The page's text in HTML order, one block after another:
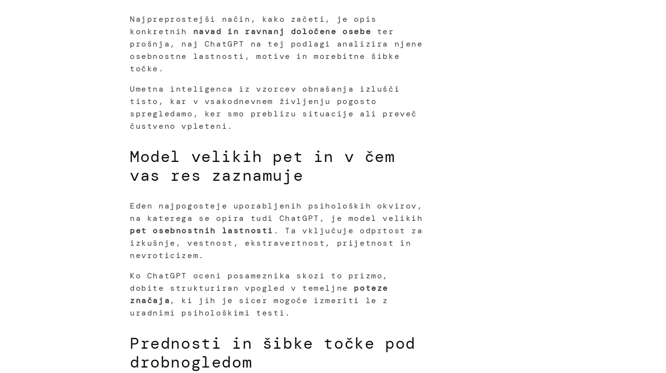
Najpreprostejši način, kako začeti, je opis
konkretnih navad in ravnanj določene osebe ter
prošnja, naj ChatGPT na tej podlagi analizira njene
osebnostne lastnosti, motive in morebitne šibke
točke.
Umetna inteligenca iz vzorcev obnašanja izlušči
tisto, kar v vsakodnevnem življenju pogosto
spregledamo, ker smo preblizu situacije ali preveč
čustveno vpleteni.
Model velikih pet in v čem
vas res zaznamuje
Eden najpogosteje uporabljenih psiholoških okvirov,
na katerega se opira tudi ChatGPT, je model velikih
pet osebnostnih lastnosti . Ta vključuje odprtost za
izkušnje, vestnost, ekstravertnost, prijetnost in
nevroticizem.
Ko ChatGPT oceni posameznika skozi to prizmo,
dobite strukturiran vpogled v temeljne poteze
značaja , ki jih je sicer mogoče izmeriti le z
uradnimi psihološkimi testi.
Prednosti in šibke točke pod
drobnogledom